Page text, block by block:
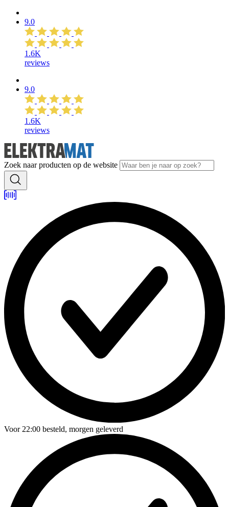
9.0
1.6K
reviews
9.0
1.6K
reviews
Zoek naar producten op de website
Voor22:00 besteld, morgen geleverd